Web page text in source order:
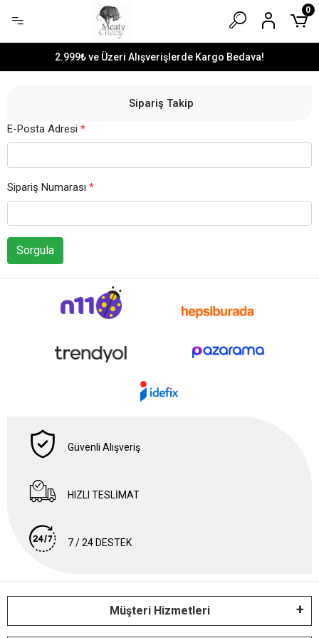
2.999₺ ve Üzeri Alışverişlerde Kargo Bedava!
0
Sipariş Takip
E-Posta Adresi *
Sipariş Numarası *
Sorgula
Güvenli Alışveriş
HIZLI TESLİMAT
7 / 24 DESTEK
Müşteri Hizmetleri